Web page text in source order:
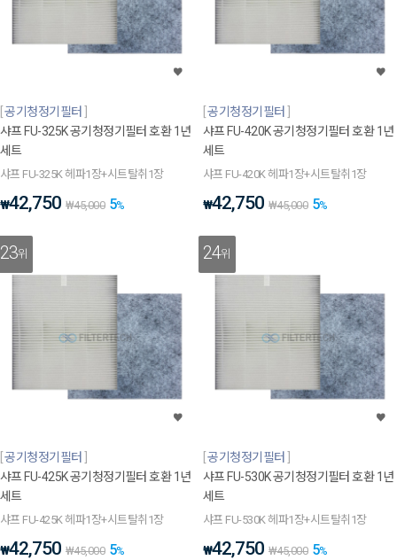
공기청정기필터
샤프 FU-325K 공기청정기필터 호환 1년
세트
샤프 FU-325K 헤파1장+시트탈취1장
₩42,750 ₩45,000 5%
공기청정기필터
샤프 FU-420K 공기청정기필터 호환 1년
세트
샤프 FU-420K 헤파1장+시트탈취1장
₩42,750 ₩45,000 5%
23위
공기청정기필터
샤프 FU-425K 공기청정기필터 호환 1년
세트
샤프 FU-425K 헤파1장+시트탈취1장
₩42,750 ₩45,000 5%
24위
공기청정기필터
샤프 FU-530K 공기청정기필터 호환 1년
세트
샤프 FU-530K 헤파1장+시트탈취1장
₩42,750 ₩45,000 5%